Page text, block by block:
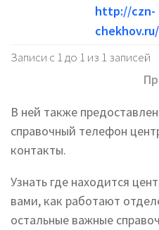
http://czn-
chekhov.ru/
Записи с 1 до 1 из 1 записей
В ней также
справочный телефон
контакты.
Узнать где находится
вами, как работают
остальные важные